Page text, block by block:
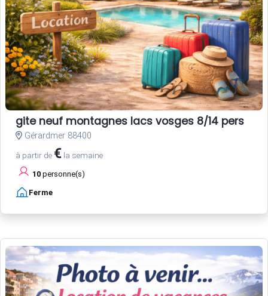
gite neuf montagnes lacs vosges 8/14 pers
Gérardmer 88400
à partir de € la semaine
10 personne(s)
Ferme